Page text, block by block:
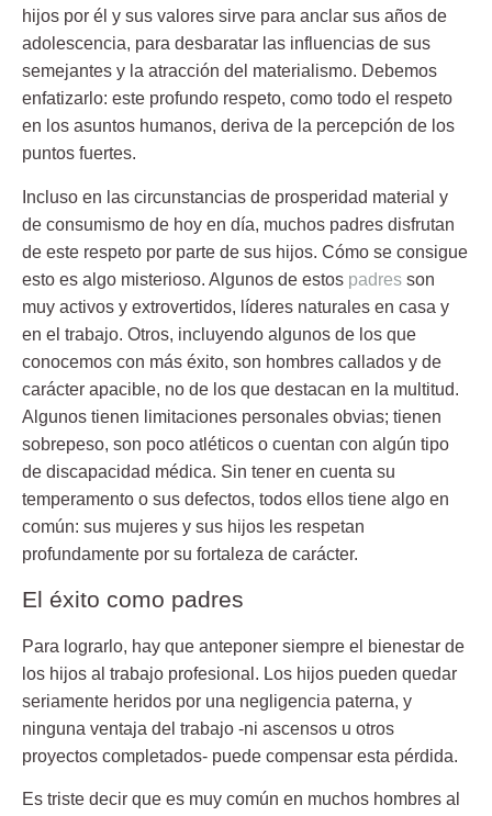
hijos por él y sus valores sirve para anclar sus años de
adolescencia, para desbaratar las influencias de sus
semejantes y la atracción del materialismo. Debemos
enfatizarlo: este profundo respeto, como todo el respeto
en los asuntos humanos, deriva de la percepción de los
puntos fuertes.
Incluso en las circunstancias de prosperidad material y
de consumismo de hoy en día, muchos padres disfrutan
de este respeto por parte de sus hijos. Cómo se consigue
esto es algo misterioso. Algunos de estos padres son
muy activos y extrovertidos, líderes naturales en casa y
en el trabajo. Otros, incluyendo algunos de los que
conocemos con más éxito, son hombres callados y de
carácter apacible, no de los que destacan en la multitud.
Algunos tienen limitaciones personales obvias; tienen
sobrepeso, son poco atléticos o cuentan con algún tipo
de discapacidad médica. Sin tener en cuenta su
temperamento o sus defectos, todos ellos tiene algo en
común: sus mujeres y sus hijos les respetan
profundamente por su fortaleza de carácter.
El éxito como padres
Para lograrlo, hay que anteponer siempre el bienestar de
los hijos al trabajo profesional. Los hijos pueden quedar
seriamente heridos por una negligencia paterna, y
ninguna ventaja del trabajo -ni ascensos u otros
proyectos completados- puede compensar esta pérdida.
Es triste decir que es muy común en muchos hombres al